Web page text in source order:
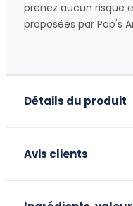
prenez aucun risque
proposées par Pop's
Détails du produit
Avis clients